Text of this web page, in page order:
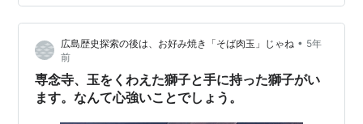
強さを感じますね。 邇保姫神社は、 かつては、本殿、拝
殿とこの手水舎が被爆建物として市に登録されていまし
た。 平成19年(2007）、不審火により本殿と拝殿は全焼
しました。 当時、手水舎へ必死で水をかけ延焼を防いだ
そうです。 平成22…
広島歴史探索の後は、お好み焼き「そば肉玉」じゃね • 5年
前
専念寺、玉をくわえた獅子と手に持った獅子がい
ます。なんて心強いことでしょう。